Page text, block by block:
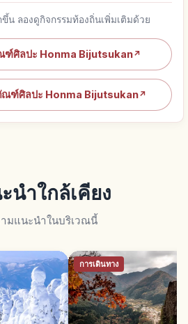
น ลองดูกิจกรรมท้องถิ่นเพิ่มเติมด้วย
ฑ์ศิลปะ Honma Bijutsukan↗
ณฑ์ศิลปะ Honma Bijutsukan↗
นำใกล้เคียง
มแนะนำในบริเวณนี้
การเดินทาง